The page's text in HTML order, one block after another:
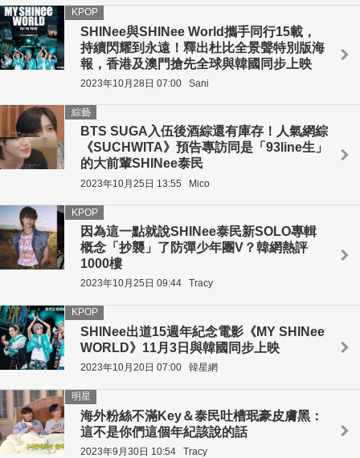
SHINee與SHINee World攜手同行15載，
持續閃耀到永遠！釋出杜比全景聲特別版海
報，香港及澳門搶先全球與韓國同步上映
KPOP
2023年10月28日 07:00 Sani
BTS SUGA入伍後酒綜還有庫存！人氣網綜
《SUCHWITA》預告專訪同是「93line生」
的大前輩SHINee泰民
綜藝
2023年10月25日 13:55 Mico
因為這一點就說SHINee泰民新SOLO專輯
概念「抄襲」了防彈少年團V？韓網熱評
1000樓
KPOP
2023年10月25日 09:44 Tracy
SHINee出道15週年紀念電影《MY SHINee
WORLD》11月3日與韓國同步上映
KPOP
2023年10月20日 07:00 韓星網
海外粉絲不滿Key＆泰民吐槽珉豪皮膚黑：
這不是你們這個年紀該說的話
明星
2023年9月30日 10:54 Tracy